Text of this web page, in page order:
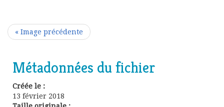
« Image précédente
Métadonnées du fichier
Créée le :
13 février 2018